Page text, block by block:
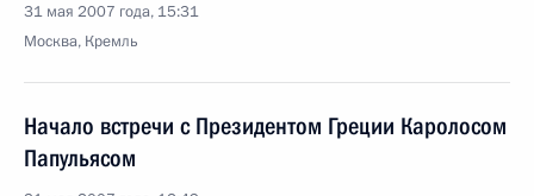
31 мая 2007 года, 15:31
Москва, Кремль
Начало встречи с Президентом Греции Каролосом
Папульясом